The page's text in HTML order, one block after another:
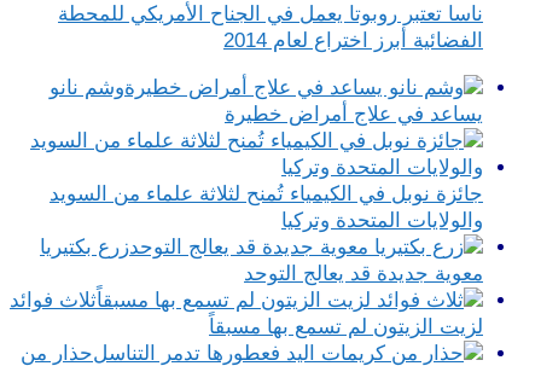
ناسا تعتبر روبوتا يعمل في الجناح الأمريكي للمحطة
الفضائية أبرز اختراع لعام 2014
وشم نانو
يساعد في علاج أمراض خطيرة
جائزة نوبل في الكيمياء تُمنح لثلاثة علماء من السويد
والولايات المتحدة وتركيا
زرع بكتيريا
معوية جديدة قد يعالج التوحد
ثلاث فوائد
لزيت الزيتون لم تسمع بها مسبقاً
حذار من